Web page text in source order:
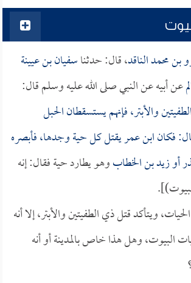
بن محمد الناقد، قال: حدثناسفيان بن عيينة
عن أبيه عن النبي صلى الله عليه وسلم قال:
والأبتر، فإنهم يستسقطان الحبل
فكانابن عمريقتل كل حية وجدها، فأبصره
أوزيد بن الخطابوهو يطارد حية فقال: إنه
ويتأكد قتل ذي الطفيتين والأبتر، إلا أنه
البيوت، وهل هذا خاص بالمدينة أو أنه